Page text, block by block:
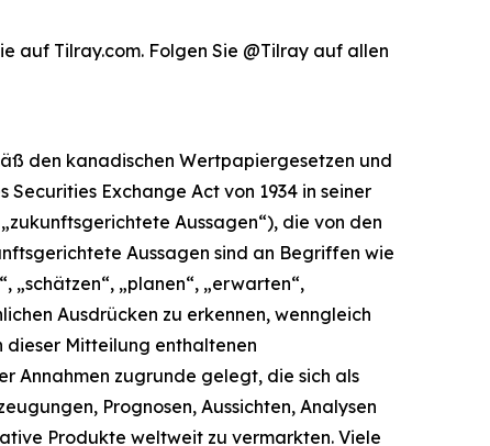
auf Tilray.com. Folgen Sie @Tilray auf allen
den kanadischen Wertpapiergesetzen und
Securities Exchange Act von 1934 in seiner
Aussagen“), die von den
Aussagen sind an Begriffen wie
„schätzen“, „planen“, „erwarten“,
Ausdrücken zu erkennen, wenngleich
Mitteilung enthaltenen
Annahmen zugrunde gelegt, die sich als
Prognosen, Aussichten, Analysen
Produkte weltweit zu vermarkten. Viele